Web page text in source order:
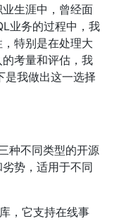
生涯中，曾经面
业务的过程中，我
特别是在处理大
考量和评估，我
是我做出这一选择
种不同类型的开源
势，适用于不同
，它支持在线事